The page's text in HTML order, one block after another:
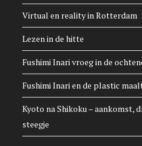
Virtual en reality in Rotterdam
Lezen in de hitte
Fushimi Inari vroeg in de
Fushimi Inari en de plastic
Kyoto na Shikoku – aankomst,
steegje